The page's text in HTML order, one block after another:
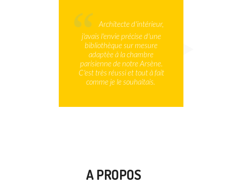
Architecte d'intérieur,
j'avais l'envie précise d'une
bibliothèque sur mesure
adaptèe à la chambre
parisienne de notre Arsène.
C'est très réussi et tout à fait
comme je le souhaitais.
A PROPOS